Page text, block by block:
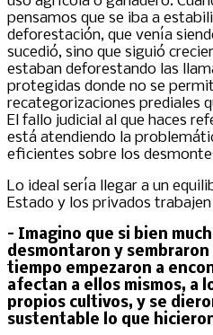
pensamos que se iba a
deforestación, que venía
sucedió, sino que siguió
estaban deforestando las
protegidas donde no se
recategorizaciones prediales
El fallo judicial al que haces
está atendiendo la
eficientes sobre los
Lo ideal sería llegar a un
Estado y los privados
– Imagino que si bien
desmontaron y
tiempo empezaron a
afectan a ellos mismos, a
propios cultivos, y se
sustentable lo que